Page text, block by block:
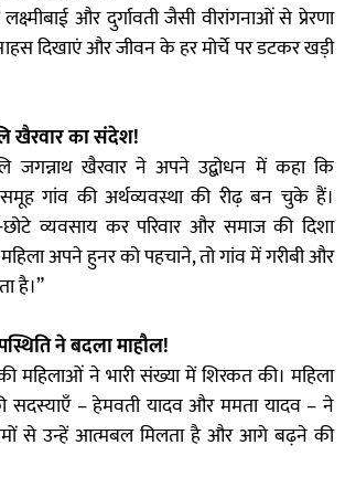
और दुर्गावती जैसी वीरांगनाओं से प्रेरणा
दिखाएं और जीवन के हर मोर्चे पर डटकर खड़ी
खैरवार का संदेश!
खैरवार ने अपने उद्बोधन में कहा कि
समूह गांव की अर्थव्यवस्था की रीढ़ बन चुके हैं।
व्यवसाय कर परिवार और समाज की दिशा
अपने हुनर को पहचाने, तो गांव में गरीबी और
है।”
ने बदला माहौल!
महिलाओं ने भारी संख्या में शिरकत की। महिला
सदस्याएँ – हेमवती यादव और ममता यादव – ने
से उन्हें आत्मबल मिलता है और आगे बढ़ने की